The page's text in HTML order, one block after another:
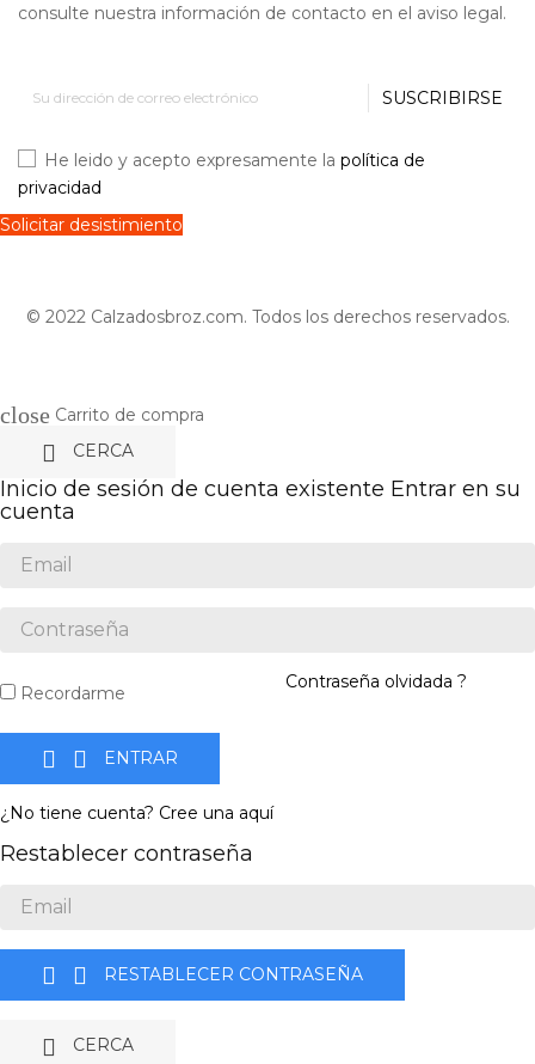
consulte nuestra información de contacto en el aviso legal.
SUSCRIBIRSE
He leido y acepto expresamente la política de
privacidad
Solicitar desistimiento
© 2022 Calzadosbroz.com. Todos los derechos reservados.
close Carrito de compra
 CERCA
Inicio de sesión de cuenta existente Entrar en su
cuenta
Recordarme
Contraseña olvidada ?
  ENTRAR
¿No tiene cuenta? Cree una aquí
Restablecer contraseña
  RESTABLECER CONTRASEÑA
 CERCA